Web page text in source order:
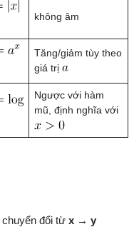
không âm
Tăng/giảm tùy theo
giá trị
Ngược với hàm
mũ, định nghĩa với
chuyển đổi từ x → y